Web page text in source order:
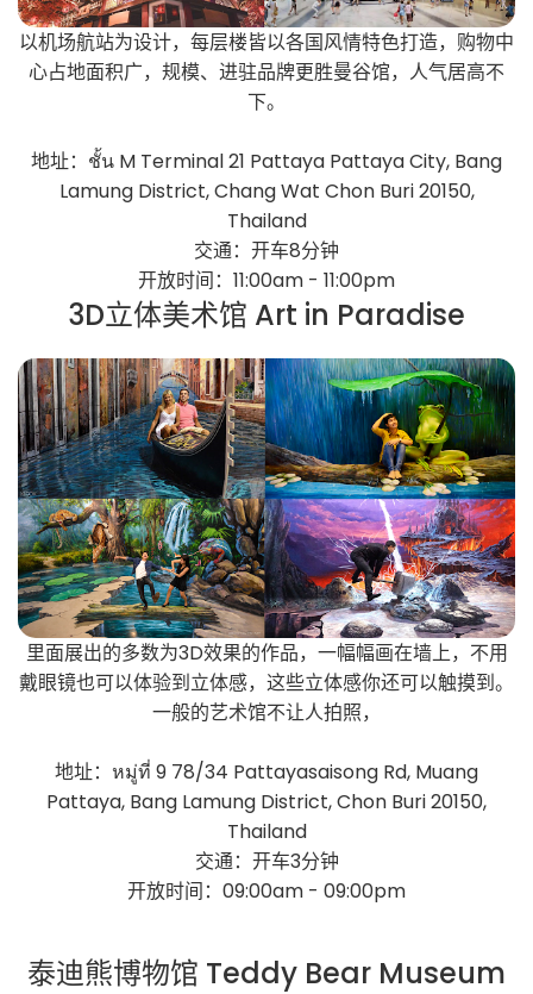
以机场航站为设计，每层楼皆以各国风情特色打造，购物中
心占地面积广，规模、进驻品牌更胜曼谷馆，人气居高不
下。
地址：ชั้น M Terminal 21 Pattaya Pattaya City, Bang
Lamung District, Chang Wat Chon Buri 20150,
Thailand
交通：开车8分钟
开放时间：11:00am - 11:00pm
3D立体美术馆 Art in Paradise
里面展出的多数为3D效果的作品，一幅幅画在墙上，不用
戴眼镜也可以体验到立体感，这些立体感你还可以触摸到。
一般的艺术馆不让人拍照，
地址：หมู่ที่ 9 78/34 Pattayasaisong Rd, Muang
Pattaya, Bang Lamung District, Chon Buri 20150,
Thailand
交通：开车3分钟
开放时间：09:00am - 09:00pm
泰迪熊博物馆 Teddy Bear Museum